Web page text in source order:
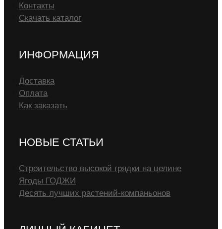
Контакты
Скачать каталог
ИНФОРМАЦИЯ
Доставка
Оплата
Как заказать
НОВЫЕ СТАТЬИ
Строительство высокой грядки на целине
Ягоды ГОДЖИ
Десять лучших растений-компаньонов